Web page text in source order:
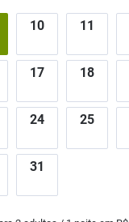
10 11
17 18
24 25
31